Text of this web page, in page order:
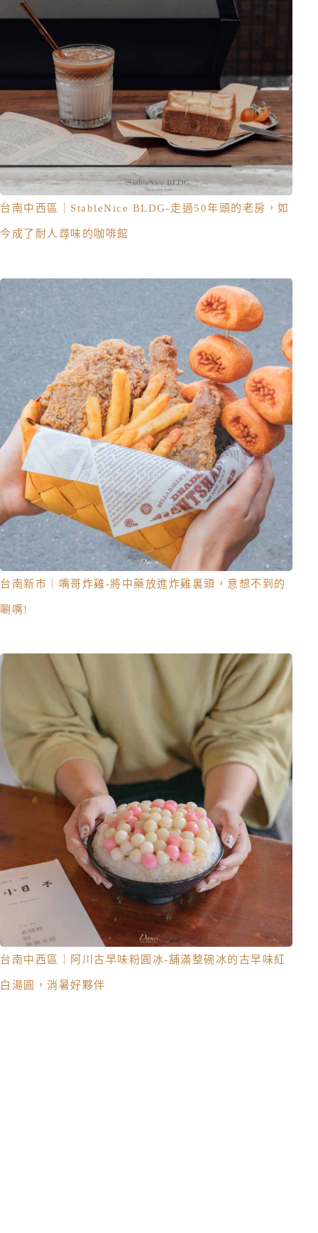
台南中西區｜StableNice BLDG-走過50年頭的老房，如
今成了耐人尋味的咖啡館
台南新市｜嘴哥炸雞-將中藥放進炸雞裏頭，意想不到的
唰嘴!
台南中西區｜阿川古早味粉圓冰 -舖滿整碗冰的古早味紅
白湯圓，消暑好夥伴